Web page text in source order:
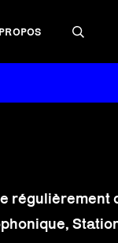
régulièrement